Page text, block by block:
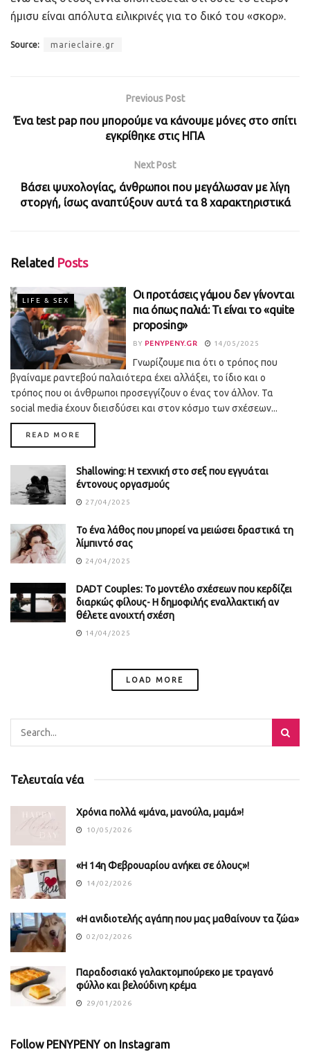
ήμισυ είναι απόλυτα ειλικρινές για το δικό του «σκορ».
Source: marieclaire.gr
Previous Post
Ένα test pap που μπορούμε να κάνουμε μόνες στο σπίτι
εγκρίθηκε στις ΗΠΑ
Next Post
Βάσει ψυχολογίας, άνθρωποι που μεγάλωσαν με λίγη
στοργή, ίσως αναπτύξουν αυτά τα 8 χαρακτηριστικά
Related Posts
LIFE & SEX
Οι προτάσεις γάμου δεν γίνονται
πια όπως παλιά: Τι είναι το «quite
proposing»
BY PENYPENY.GR 14/05/2025
Γνωρίζουμε πια ότι ο τρόπος που
βγαίναμε ραντεβού παλαιότερα έχει αλλάξει, το ίδιο και ο
τρόπος που οι άνθρωποι προσεγγίζουν ο ένας τον άλλον. Τα
social media έχουν διεισδύσει και στον κόσμο των σχέσεων...
READ MORE
Shallowing: Η τεχνική στο σεξ που εγγυάται
έντονους οργασμούς
27/04/2025
Το ένα λάθος που μπορεί να μειώσει δραστικά τη
λίμπιντό σας
24/04/2025
DADT Couples: Το μοντέλο σχέσεων που κερδίζει
διαρκώς φίλους- Η δημοφιλής εναλλακτική αν
θέλετε ανοιχτή σχέση
14/04/2025
LOAD MORE
Τελευταία νέα
Χρόνια πολλά «μάνα, μανούλα, μαμά»!
10/05/2026
«Η 14η Φεβρουαρίου ανήκει σε όλους»!
14/02/2026
«Η ανιδιοτελής αγάπη που μας μαθαίνουν τα ζώα»
02/02/2026
Παραδοσιακό γαλακτομπούρεκο με τραγανό
φύλλο και βελούδινη κρέμα
29/01/2026
Follow PENYPENY on Instagram